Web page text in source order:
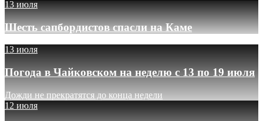
13 июля
Шесть сапбордистов спасли на Каме
13 июля
Погода в Чайковском на неделю с 13 по 19 июля
Дожди не прекратятся до конца недели
12 июля